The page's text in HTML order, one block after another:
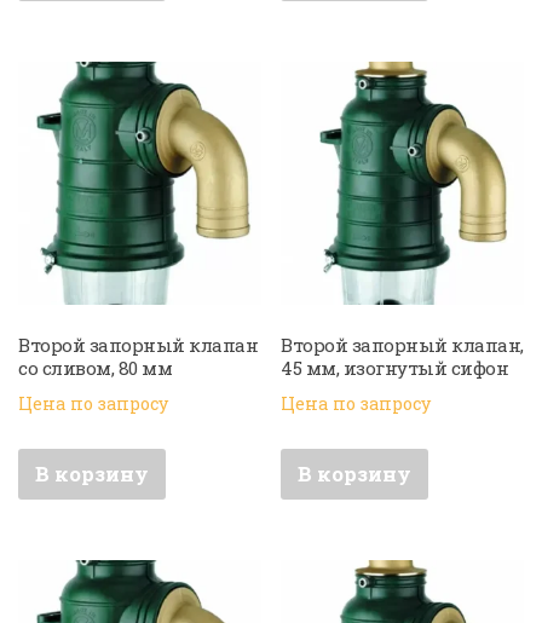
Второй запорный клапан
со сливом, 80 мм
Цена по запросу
В корзину
Второй запорный клапан,
45 мм, изогнутый сифон
Цена по запросу
В корзину